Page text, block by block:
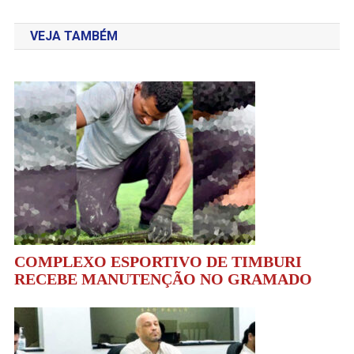
de
Post
VEJA TAMBÉM
COMPLEXO ESPORTIVO DE TIMBURI
RECEBE MANUTENÇÃO NO GRAMADO